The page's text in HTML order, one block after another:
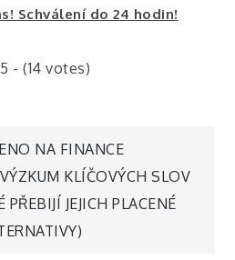
Schválení do 24 hodin!
- (14 votes)
NA FINANCE
KLÍČOVÝCH SLOV
PŘEBIJÍ JEJICH PLACENÉ